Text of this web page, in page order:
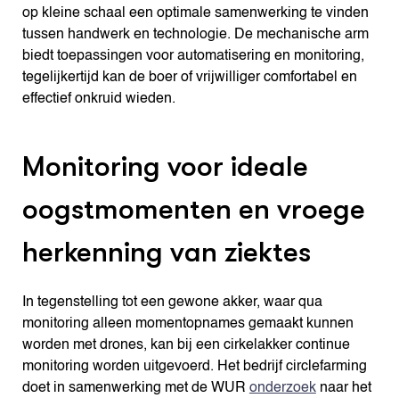
op kleine schaal een optimale samenwerking te vinden
tussen handwerk en technologie. De mechanische arm
biedt toepassingen voor automatisering en monitoring,
tegelijkertijd kan de boer of vrijwilliger comfortabel en
effectief onkruid wieden.
Monitoring voor ideale
oogstmomenten en vroege
herkenning van ziektes
In tegenstelling tot een gewone akker, waar qua
monitoring alleen momentopnames gemaakt kunnen
worden met drones, kan bij een cirkelakker continue
monitoring worden uitgevoerd. Het bedrijf circlefarming
doet in samenwerking met de WUR onderzoeknaar het